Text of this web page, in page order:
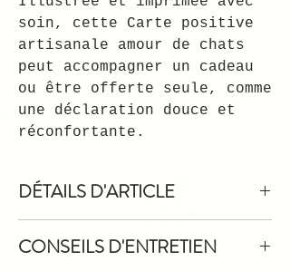
soin, cette Carte positive
artisanale amour de chats
peut accompagner un cadeau
ou être offerte seule, comme
une déclaration douce et
réconfortante.
DÉTAILS D'ARTICLE
amour de chats est imprimée sur un
CONSEILS D'ENTRETIEN